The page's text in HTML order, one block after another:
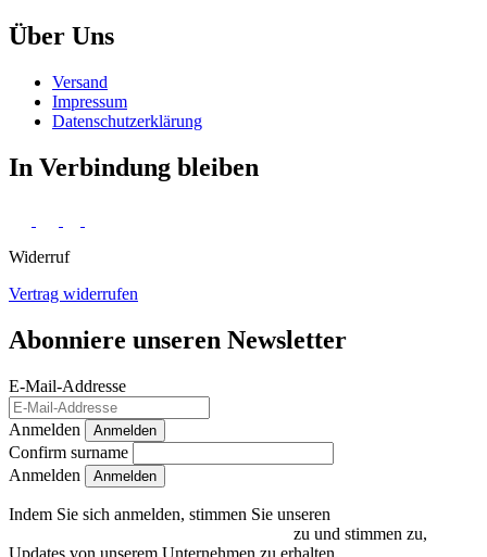
Über Uns
Versand
Impressum
Daten­schutz­erklärung
In Verbindung bleiben
Widerruf
Vertrag widerrufen
Abonniere unseren Newsletter
E-Mail-Addresse
Anmelden Anmelden
Confirm surname
Anmelden
Indem Sie sich anmelden, stimmen Sie unseren
zu und stimmen zu,